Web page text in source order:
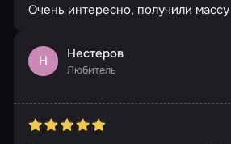
Очень интересно, получили
Н Нестеров
Любитель